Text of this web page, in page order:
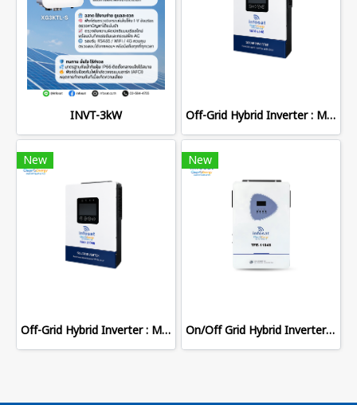
INVT-3kW Off-Grid Hybrid Inverter : MAX-6548
New
Off-Grid Hybrid Inverter : MAX-13048
New
On/Off Grid Hybrid Inverter : TFE-11048